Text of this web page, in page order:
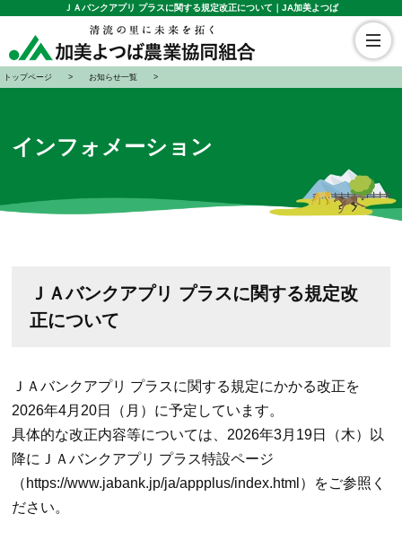
ＪＡバンクアプリ プラスに関する規定改正について｜JA加美よつば
トップページ お知らせ一覧
インフォメーション
ＪＡバンクアプリ プラスに関する規定改
正について
ＪＡバンクアプリ プラスに関する規定にかかる改正を
2026年4月20日（月）に予定しています。
具体的な改正内容等については、2026年3月19日（木）以
降にＪＡバンクアプリ プラス特設ページ
（https://www.jabank.jp/ja/appplus/index.html）をご参照く
ださい。